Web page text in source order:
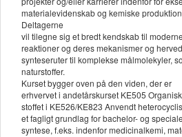
materialevidenskab og kemiske
Deltagerne
vil tilegne sig et bredt kendskab til
reaktioner og deres mekanismer og
synteseruter til komplekse målmolekyler,
naturstoffer.
Kurset bygger oven på den viden, der er
erhvervet i andetårskurset KE505
stoffet i KE526/KE823 Anvendt
et fagligt grundlag for bachelor- og
syntese, f.eks. indenfor medicinalkemi,